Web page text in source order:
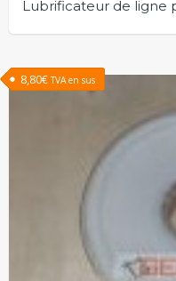
Lubrificateur de ligne
8,80€ TVA en sus